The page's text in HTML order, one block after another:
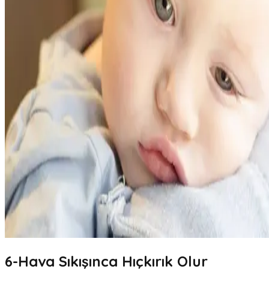
6-Hava Sıkışınca Hıçkırık Olur